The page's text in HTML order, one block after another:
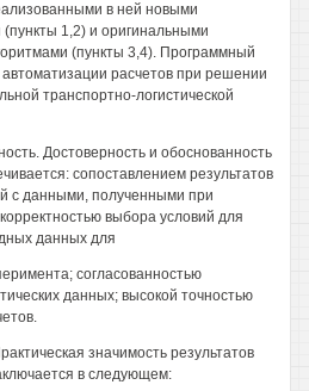
в ней новыми
1,2) и оригинальными
(пункты 3,4). Программный
расчетов при решении
транспортно-логистической
Достоверность и обоснованность
сопоставлением результатов
с данными, полученными при
выбора условий для
данных для
согласованностью
данных; высокой точностью
значимость результатов
в следующем: